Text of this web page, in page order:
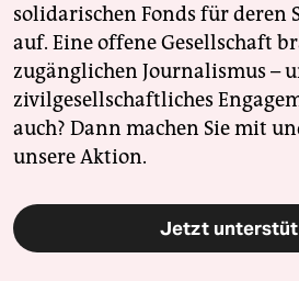
solidarischen Fonds für deren
auf. Eine offene Gesellschaft
zugänglichen Journalismus –
zivilgesellschaftliches
auch? Dann machen Sie mit
unsere Aktion.
Jetzt